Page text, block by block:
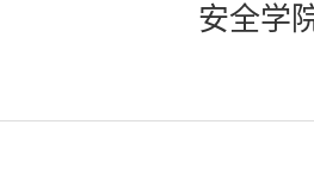
安全学